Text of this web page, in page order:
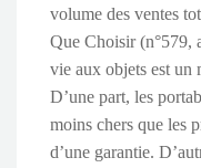
volume des ventes
Que Choisir (n°579,
vie aux objets est un
D’une part, les
moins chers que les
d’une garantie.